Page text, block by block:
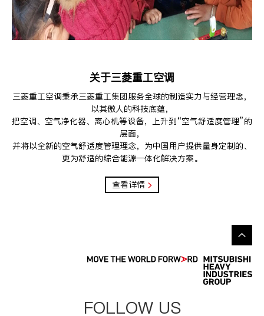
关于三菱重工空调
三菱重工空调秉承三菱重工集团服务全球的制造实力与经营理念，
以其傲人的科技底蕴，
把空调、空气净化器、离心机等设备，上升到“空气舒适度管理”的
层面，
并将以全新的空气舒适度管理理念，为中国用户提供量身定制的、
更为舒适的综合能源一体化解决方案。
查看详情
FOLLOW US